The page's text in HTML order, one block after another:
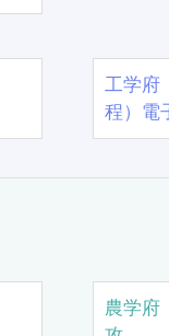
工学
程）電
農学